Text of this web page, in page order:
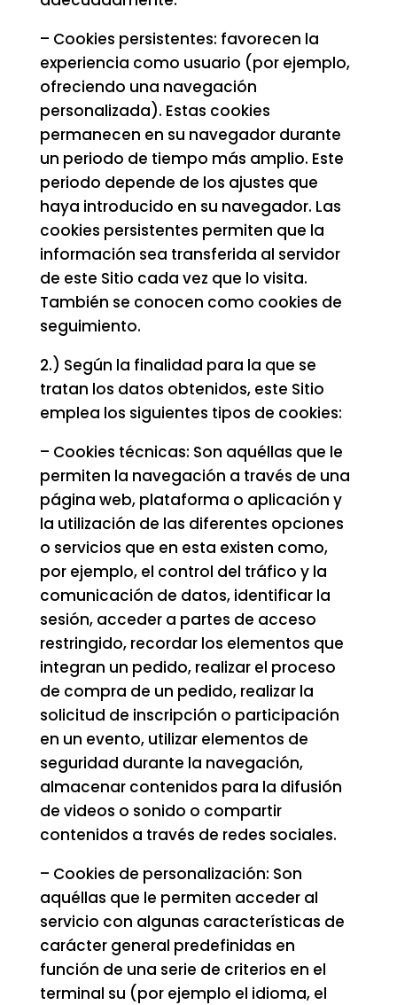
– Cookies persistentes: favorecen la
experiencia como usuario (por ejemplo,
ofreciendo una navegación
personalizada). Estas cookies
permanecen en su navegador durante
un periodo de tiempo más amplio. Este
periodo depende de los ajustes que
haya introducido en su navegador. Las
cookies persistentes permiten que la
información sea transferida al servidor
de este Sitio cada vez que lo visita.
También se conocen como cookies de
seguimiento.
2.) Según la finalidad para la que se
tratan los datos obtenidos, este Sitio
emplea los siguientes tipos de cookies:
– Cookies técnicas: Son aquéllas que le
permiten la navegación a través de una
página web, plataforma o aplicación y
la utilización de las diferentes opciones
o servicios que en esta existen como,
por ejemplo, el control del tráfico y la
comunicación de datos, identificar la
sesión, acceder a partes de acceso
restringido, recordar los elementos que
integran un pedido, realizar el proceso
de compra de un pedido, realizar la
solicitud de inscripción o participación
en un evento, utilizar elementos de
seguridad durante la navegación,
almacenar contenidos para la difusión
de videos o sonido o compartir
contenidos a través de redes sociales.
– Cookies de personalización: Son
aquéllas que le permiten acceder al
servicio con algunas características de
carácter general predefinidas en
función de una serie de criterios en el
terminal su (por ejemplo el idioma, el